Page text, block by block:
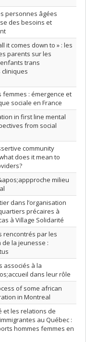
personnes âgées
des besoins et
it comes down to » : les
parents sur les
trans
: émergence et
sociale en France
in first line mental
from social
community
does it mean to
milieu
dans l’organisation
précaires à
à Village Solidarité
rencontrés par les
de la jeunesse :
associés à la
dans leur rôle
of some african
in Montreal
et les relations de
au Québec :
hommes femmes en